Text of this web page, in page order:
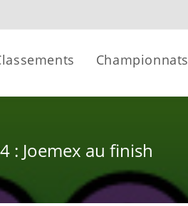
Championnats
: Joemex au finish